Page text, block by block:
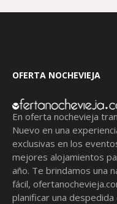
OFERTA NOCHEVIEJA
En oferta nochevieja
Nuevo en una
exclusivas en los
mejores alojamientos
año. Te brindamos una
fácil,
planificar una